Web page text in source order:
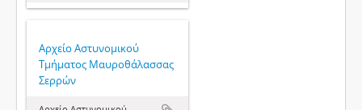
Αρχείο Αστυνομικού
Τμήματος Μαυροθάλασσας
Σερρών